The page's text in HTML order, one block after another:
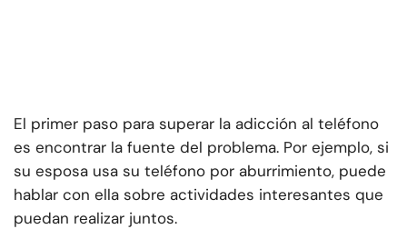
El primer paso para superar la adicción al teléfono
es encontrar la fuente del problema. Por ejemplo, si
su esposa usa su teléfono por aburrimiento, puede
hablar con ella sobre actividades interesantes que
puedan realizar juntos.